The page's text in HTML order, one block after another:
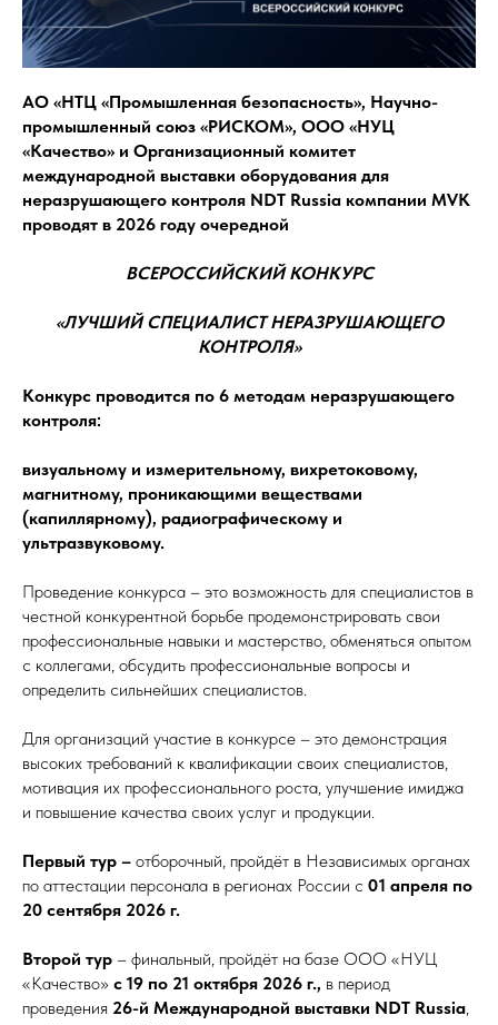
АО «НТЦ «Промышленная безопасность», Научно-
промышленный союз «РИСКОМ», ООО «НУЦ
«Качество» и Организационный комитет
международной выставки оборудования для
неразрушающего контроля NDT Russia компании MVK
проводят в 2026 году очередной
ВСЕРОССИЙСКИЙ КОНКУРС
«ЛУЧШИЙ СПЕЦИАЛИСТ НЕРАЗРУШАЮЩЕГО
КОНТРОЛЯ»
Конкурс проводится по 6 методам неразрушающего
контроля:
визуальному и измерительному, вихретоковому,
магнитному, проникающими веществами
(капиллярному), радиографическому и
ультразвуковому.
Проведение конкурса – это возможность для специалистов в
честной конкурентной борьбе продемонстрировать свои
профессиональные навыки и мастерство, обменяться опытом
с коллегами, обсудить профессиональные вопросы и
определить сильнейших специалистов.
Для организаций участие в конкурсе – это демонстрация
высоких требований к квалификации своих специалистов,
мотивация их профессионального роста, улучшение имиджа
и повышение качества своих услуг и продукции.
Первый тур – отборочный, пройдёт в Независимых органах
по аттестации персонала в регионах России с 01 апреля по
20 сентября 2026 г.
Второй тур – финальный, пройдёт на базе ООО «НУЦ
«Качество» с 19 по 21 октября 2026 г., в период
проведения 26-й Международной выставки NDT Russia,